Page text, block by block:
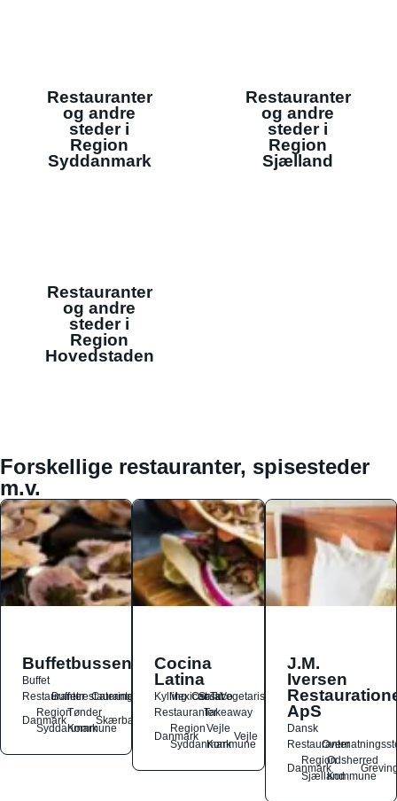
Restauranter
og andre
steder i
Region
Syddanmark
Restauranter
og andre
steder i
Region
Sjælland
Restauranter
og andre
steder i
Region
Hovedstaden
Forskellige restauranter, spisesteder
m.v.
Buffetbussen
Buffet
Restauranter
Buffetrestauranter
Catering
Danmark
Region
Syddanmark
Tønder
Kommune
Skærbæk
Cocina
Latina
Kylling
Mexicansk
OstSalat
TacoVegetarisk
RestauranterTakeaway
Danmark
Region
Syddanmark
Vejle
Kommune
Vejle
J.M.
Iversen
ApS
Dansk
Restauranter
Danmark
Region
Sjælland
Odsherred
Kommune